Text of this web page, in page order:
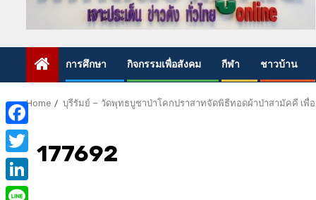
การศึกษา กิจกรรมเพื่อสังคม กีฬา ชาวบ้าน
Home บุรีรัมย์ – วัดพุทธบูชาป่าโคกปราสาทจัดพิธีทอดผ้าป่าสามัคคี เพื่
177692
Facebook
Twitter
LinkedIn